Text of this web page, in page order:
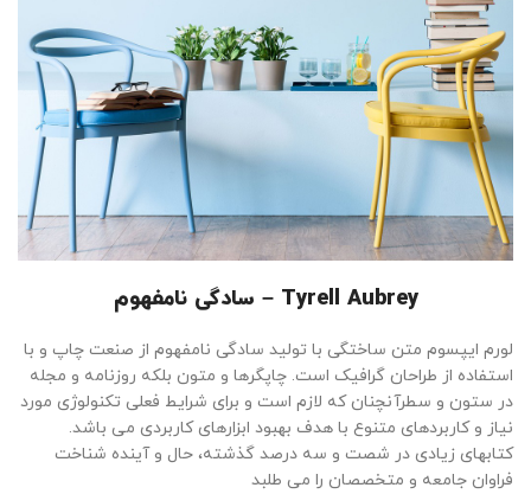
Tyrell Aubrey – سادگی نامفهوم
لورم ایپسوم متن ساختگی با تولید سادگی نامفهوم از صنعت چاپ و با
استفاده از طراحان گرافیک است. چاپگرها و متون بلکه روزنامه و مجله
در ستون و سطرآنچنان که لازم است و برای شرایط فعلی تکنولوژی مورد
نیاز و کاربردهای متنوع با هدف بهبود ابزارهای کاربردی می باشد.
کتابهای زیادی در شصت و سه درصد گذشته، حال و آینده شناخت
فراوان جامعه و متخصصان را می طلبد